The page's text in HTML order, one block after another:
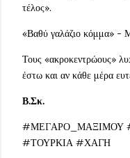
τέλος».
«Βαθύ γαλάζιο κόμμα» -
Τους «ακροκεντρώους»
έστω και αν κάθε μέρα
Β.Σκ.
#ΜΕΓΑΡΟ_ΜΑΞΙΜΟΥ
#ΤΟΥΡΚΙΑ #ΧΑΓΗ